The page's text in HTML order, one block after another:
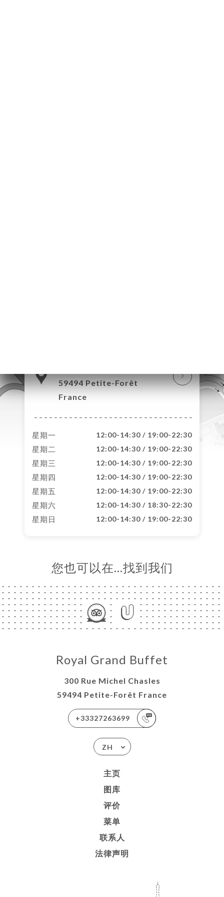
59494 Petite-Forêt
France
星期一 12:00-14:30 / 19:00-22:30
星期二 12:00-14:30 / 19:00-22:30
星期三 12:00-14:30 / 19:00-22:30
星期四 12:00-14:30 / 19:00-22:30
星期五 12:00-14:30 / 19:00-22:30
星期六 12:00-14:30 / 18:30-22:30
星期日 12:00-14:30 / 19:00-22:30
您也可以在…找到我们
Royal Grand Buffet
300 Rue Michel Chasles
59494 Petite-Forêt France
+33327263699
ZH
主页
图库
评价
菜单
联系人
法律声明